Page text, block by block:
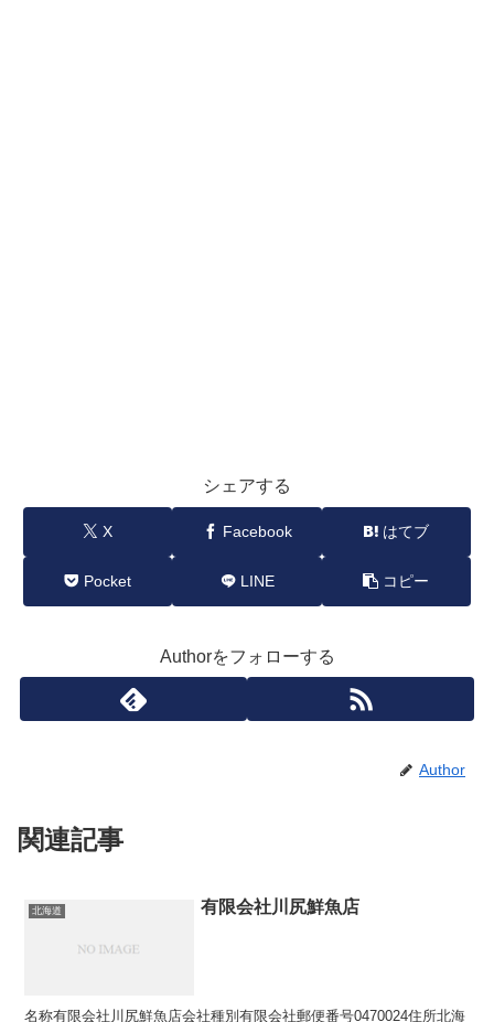
シェアする
X Facebook はてブ
Pocket LINE コピー
Authorをフォローする
Author
関連記事
北海道 有限会社川尻鮮魚店
名称有限会社川尻鮮魚店会社種別有限会社郵便番号0470024住所北海